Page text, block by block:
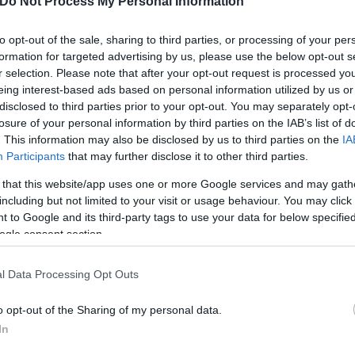
opt-out of the sale, sharing to third parties, or processing of your
for targeted advertising by us, please use the below opt-out
selection. Please note that after your opt-out request is processed
interest-based ads based on personal information utilized by us
to third parties prior to your opt-out. You may separately
of your personal information by third parties on the IAB’s list of
This information may also be disclosed by us to third parties on the
Participants that may further disclose it to other third parties.
that this website/app uses one or more Google services and may
but not limited to your visit or usage behaviour. You may
to Google and its third-party tags to use your data for below
consent section.
Data Processing Opt Outs
opt-out of the Sharing of my personal data.
τον Δήμο Αθηναίων, καθώς ο Δήμος θεώρησε ότι
εκδήλωση για την αλλαγή του χρόνου είναι